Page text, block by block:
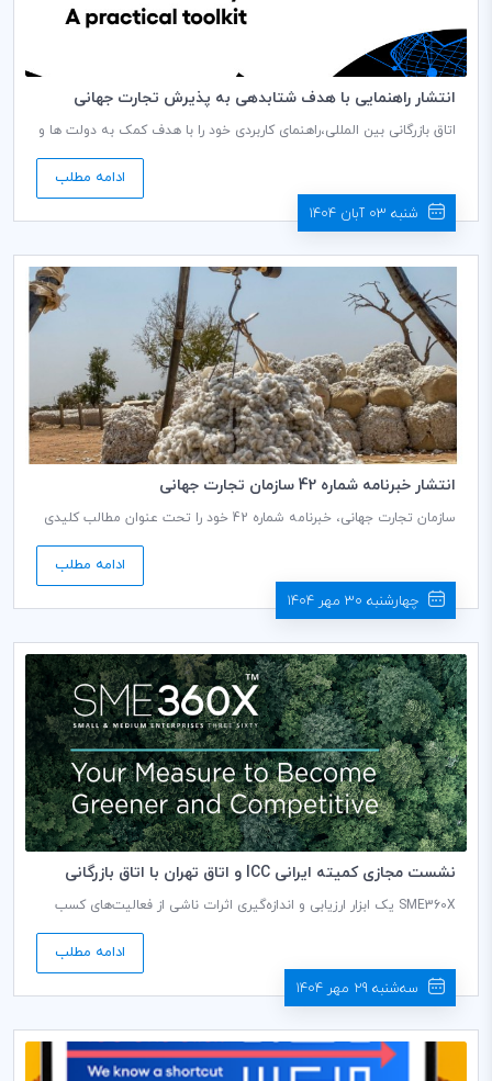
انتشار راهنمایی با هدف شتابدهی به پذیرش تجارت جهانی
بدون کاغذ
اتاق بازرگانی بین المللی،راهنمای کاربردی خود را با هدف کمک به دولت ها و
منتج به کاهش هزینه، زمان و ریسک در تجارت فرامرزی میگردد، منتشر
ادامه مطلب
شنبه 03 آبان 1404
انتشار خبرنامه شماره 42 سازمان تجارت جهانی
سازمان تجارت جهانی، خبرنامه شماره 42 خود را تحت عنوان مطالب کلیدی
ادامه مطلب
چهارشنبه 30 مهر 1404
نشست مجازی کمیته ایرانی ICC و اتاق تهران با اتاق بازرگانی
بین‌المللی تحت عنوان معرفی، اهداف و نحوه کاربری پلتفرم
SME360XSME360X یک ابزار ارزیابی و اندازه‌گیری اثرات ناشی از فعالیت‌های کسب‌
کسب‌وکارها کمک می‌کند، تا تصمیمات موثرتری گرفته و سوددهی بیشتری
زیست داشته باشند.
ادامه مطلب
سه‌شنبه 29 مهر 1404